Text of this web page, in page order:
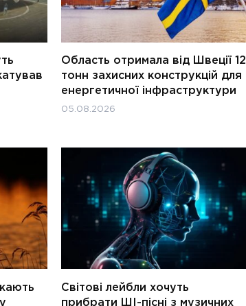
Область отримала від Швеції 12
тонн захисних конструкцій для
енергетичної інфраструктури
05.08.2026
Світові лейбли хочуть
прибрати ШІ-пісні з музичних